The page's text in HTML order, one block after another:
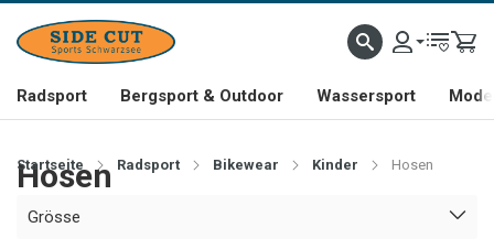
Radsport Bergsport & Outdoor Wassersport
Startseite Radsport Bikewear Kinder Hosen
Hosen
Grösse